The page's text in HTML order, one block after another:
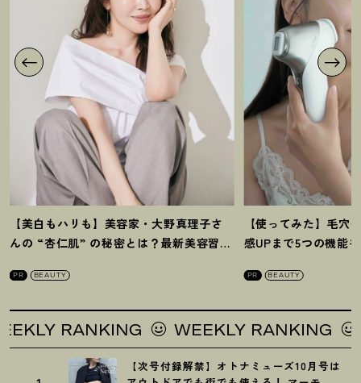
【美白もハリも】美容家・大野真理子さ
んの “杏仁肌” の秘密とは ？ 最新美容習慣
PR BEAUTY
【使ってみた】毛穴
感UPまで5つの機能
PR BEAUTY
RANKING WEEKLY RANKING
【次号付録解禁】オトナミューズ10月号は